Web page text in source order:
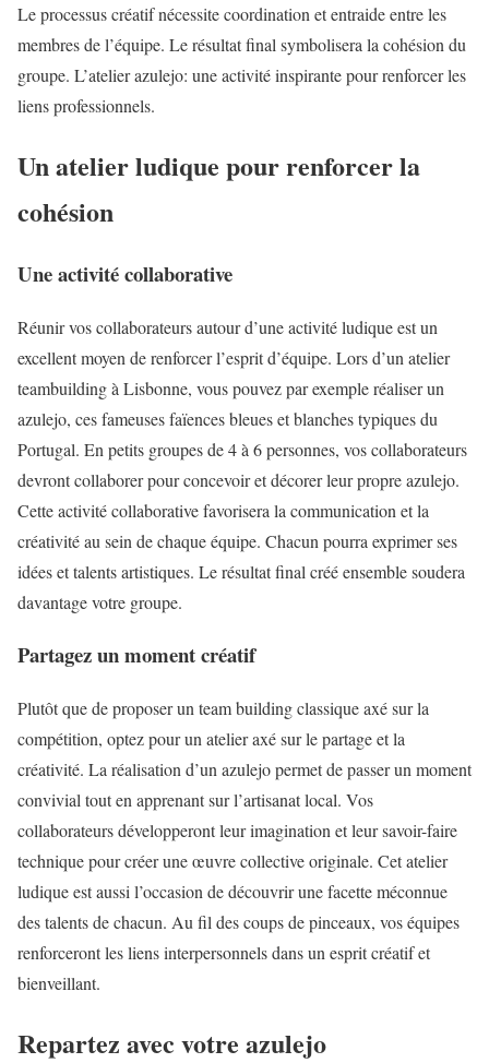
Le processus créatif nécessite coordination et entraide entre les
membres de l’équipe. Le résultat final symbolisera la cohésion du
groupe. L’atelier azulejo: une activité inspirante pour renforcer les
liens professionnels.
Un atelier ludique pour renforcer la
cohésion
Une activité collaborative
Réunir vos collaborateurs autour d’une activité ludique est un
excellent moyen de renforcer l’esprit d’équipe. Lors d’un atelier
teambuilding à Lisbonne, vous pouvez par exemple réaliser un
azulejo, ces fameuses faïences bleues et blanches typiques du
Portugal. En petits groupes de 4 à 6 personnes, vos collaborateurs
devront collaborer pour concevoir et décorer leur propre azulejo.
Cette activité collaborative favorisera la communication et la
créativité au sein de chaque équipe. Chacun pourra exprimer ses
idées et talents artistiques. Le résultat final créé ensemble soudera
davantage votre groupe.
Partagez un moment créatif
Plutôt que de proposer un team building classique axé sur la
compétition, optez pour un atelier axé sur le partage et la
créativité. La réalisation d’un azulejo permet de passer un moment
convivial tout en apprenant sur l’artisanat local. Vos
collaborateurs développeront leur imagination et leur savoir-faire
technique pour créer une œuvre collective originale. Cet atelier
ludique est aussi l’occasion de découvrir une facette méconnue
des talents de chacun. Au fil des coups de pinceaux, vos équipes
renforceront les liens interpersonnels dans un esprit créatif et
bienveillant.
Repartez avec votre azulejo